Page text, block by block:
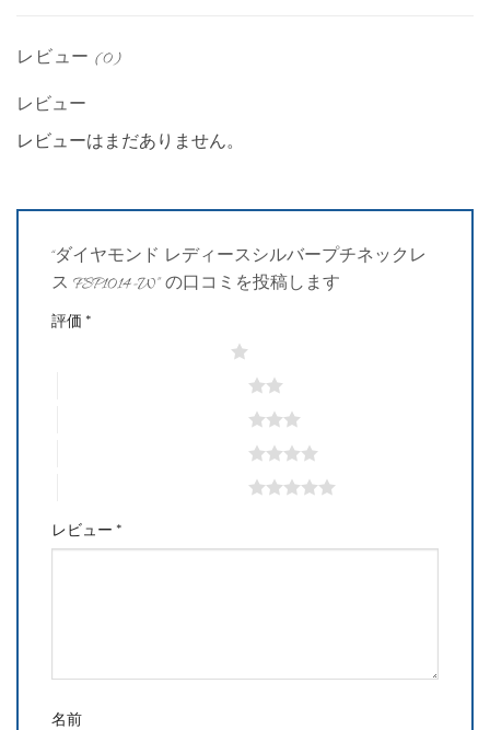
レビュー (0)
レビュー
レビューはまだありません。
“ダイヤモンド レディースシルバープチネックレ
ス FSP1014-W” の口コミを投稿します
評価 *
レビュー *
名前